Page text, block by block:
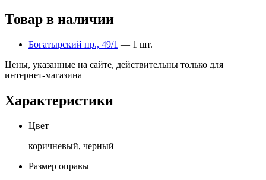
Товар в наличии
Богатырский пр., 49/1 — 1 шт.
Цены, указанные на сайте, действительны только для
интернет-магазина
Характеристики
Цвет
коричневый, черный
Размер оправы